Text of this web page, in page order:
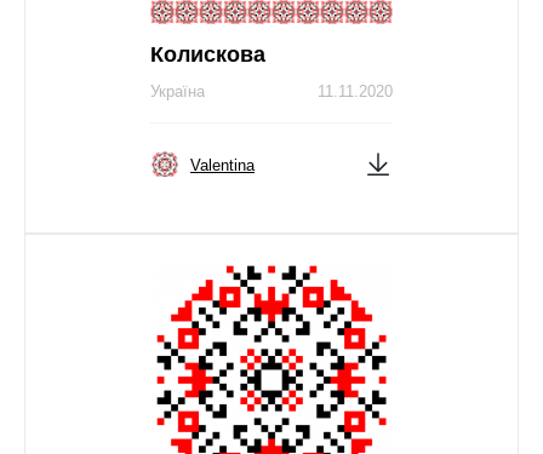
Колискова
11.11.2020
Україна
Valentina